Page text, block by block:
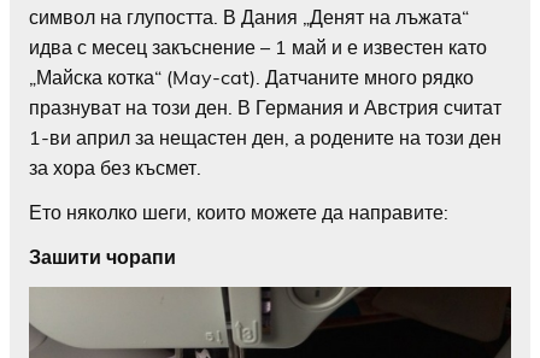
символ на глупостта. В Дания „Денят на лъжата“
идва с месец закъснение – 1 май и е известен като
„Майска котка“ (May-cat). Датчаните много рядко
празнуват на този ден. В Германия и Австрия считат
1-ви април за нещастен ден, а родените на този ден
за хора без късмет.
Ето няколко шеги, които можете да направите:
Зашити чорапи